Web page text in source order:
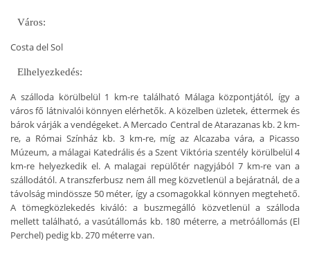
Város:
Costa del Sol
Elhelyezkedés:
A szálloda körülbelül 1 km-re található Málaga központjától, így a
város fő látnivalói könnyen elérhetők. A közelben üzletek, éttermek és
bárok várják a vendégeket. A Mercado Central de Atarazanas kb. 2 km-
re, a Római Színház kb. 3 km-re, míg az Alcazaba vára, a Picasso
Múzeum, a málagai Katedrális és a Szent Viktória szentély körülbelül 4
km-re helyezkedik el. A malagai repülőtér nagyjából 7 km-re van a
szállodától. A transzferbusz nem áll meg közvetlenül a bejáratnál, de a
távolság mindössze 50 méter, így a csomagokkal könnyen megtehető.
A tömegközlekedés kiváló: a buszmegálló közvetlenül a szálloda
mellett található, a vasútállomás kb. 180 méterre, a metróállomás (El
Perchel) pedig kb. 270 méterre van.